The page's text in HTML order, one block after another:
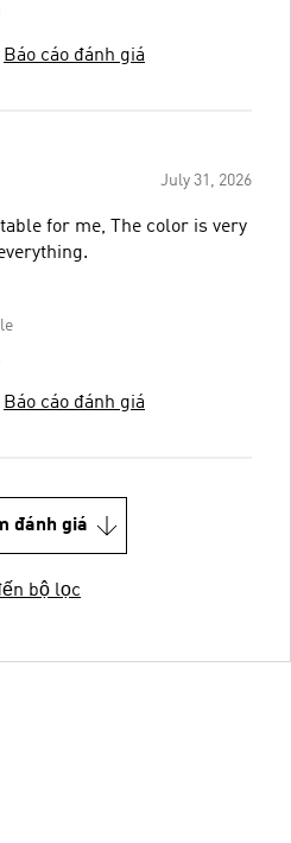
Báo cáo đánh giá
July 31, 2026
for me, The color is very
Báo cáo đánh giá
đánh giá
bộ lọc